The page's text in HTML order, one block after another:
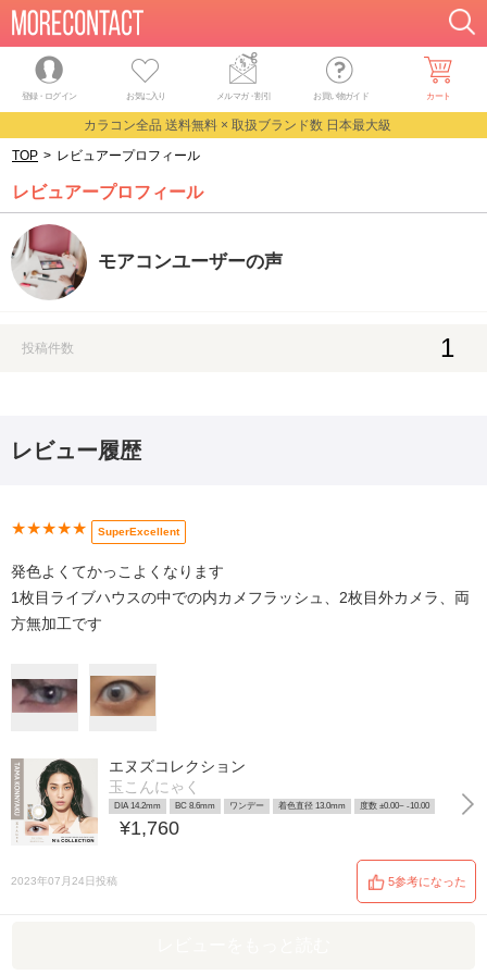
登録・ログイン お気に入り メルマガ・割引 お買い物ガイド カート
カラコン全品 送料無料 × 取扱ブランド数 日本最大級
TOP > レビュアープロフィール
レビュアープロフィール
モアコンユーザーの声
投稿件数 1
レビュー履歴
★★★★★ SuperExcellent
発色よくてかっこよくなります
1枚目ライブハウスの中での内カメフラッシュ、2枚目外カメラ、両
方無加工です
エヌズコレクション
玉こんにゃく
DIA 14.2mm BC 8.6mm ワンデー 着色直径 13.0mm 度数 ±0.00~ -10.00
¥1,760
2023年07月24日投稿 5参考になった